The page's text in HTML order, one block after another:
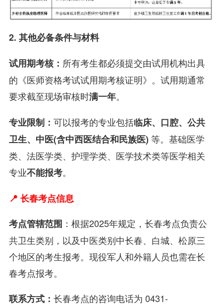
2. 其他必备条件与材料
试用期考核： 所有考生都必须提交由试用机构出具
的《医师资格考试试用期考核证明》。试用期通常
要求截至现场审核时满一年。
专业限制： 可以报考的专业包括临床、口腔、公共
卫生、中医(含中西医结合和民族医) 等。基础医学
类、法医学类、护理学类、医学技术类等医学相关
专业不能报考。
📍 长春考点信息
考点管辖范围 ：根据2025年规定，长春考点负责公
共卫生类别，以及中医类别中长春、白城、松原三
个地区的考生报考。现役军人和外籍人员也需在长
春考点报考。
联系方式： 长春考点的咨询电话为 0431-